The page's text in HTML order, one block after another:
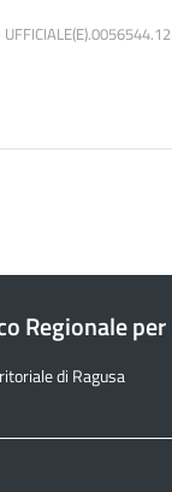
Regionale per
di Ragusa